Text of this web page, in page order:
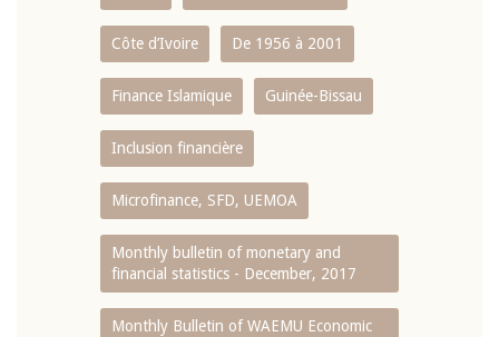
Côte d’Ivoire De 1956 à 2001
Finance Islamique Guinée-Bissau
Inclusion financière
Microfinance, SFD, UEMOA
Monthly bulletin of monetary and
financial statistics - December, 2017
Monthly Bulletin of WAEMU Economic